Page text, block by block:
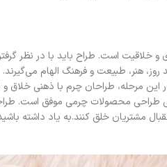
خلاقیت است. طراح باید با در نظر
روز، هنر، طبیعت و فرهنگ الهام
طراحان چرم با ذهنی خلاق و
طراحی محصولات چرمی موفق است.
مشتریان خلق کنند.به یاد داشته